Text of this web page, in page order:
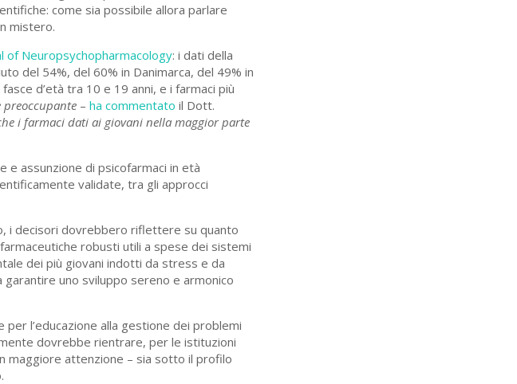
come sia possibile allora parlare
mistero.
of Neuropsychopharmacology: i dati della
del 54%, del 60% in Danimarca, del 49% in
d’età tra 10 e 19 anni, e i farmaci più
preoccupante –ha commentato il Dott.
i farmaci dati ai giovani nella maggior parte
e assunzione di psicofarmaci in età
validate, tra gli approcci
i decisori dovrebbero riflettere su quanto
robusti utili a spese dei sistemi
dei più giovani indotti da stress e da
uno sviluppo sereno e armonico
l’educazione alla gestione dei problemi
dovrebbe rientrare, per le istituzioni
maggiore attenzione – sia sotto il profilo